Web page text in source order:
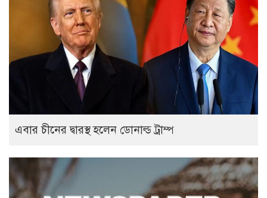
এবার চীনের দ্বারস্থ হলেন ডোনাল্ড ট্রাম্প